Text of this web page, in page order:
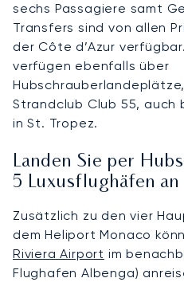
sechs Passagiere samt
Transfers sind von allen
der Côte d’Azur
verfügen ebenfalls über
Strandclub Club 55, auch
in St. Tropez.
Landen Sie per
5 Luxusflughäfen an
Zusätzlich zu den vier
dem Heliport Monaco
Riviera Airport im
Flughafen Albenga)